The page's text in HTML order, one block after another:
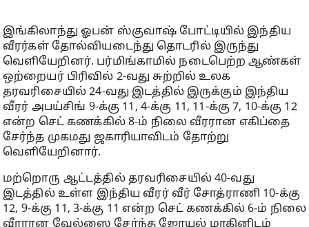
இங்கிலாந்து ஓபன் ஸ்குவாஷ் போட்டியில் இந்திய
வீரர்கள் தோல்வியடைந்து தொடரில் இருந்து
வெளியேறினர். பர்மிங்காமில் நடைபெற்ற ஆண்கள்
ஒற்றையர் பிரிவில் 2-வது சுற்றில் உலக
தரவரிசையில் 24-வது இடத்தில் இருக்கும் இந்திய
வீரர் அபய்சிங் 9-க்கு 11, 4-க்கு 11, 11-க்கு 7, 10-க்கு 12
என்ற செட் கணக்கில் 8-ம் நிலை வீரரான எகிப்தை
சேர்ந்த முகமது ஜகாரியாவிடம் தோற்று
வெளியேறினார்.
மற்றொரு ஆட்டத்தில் தரவரிசையில் 40-வது
இடத்தில் உள்ள இந்திய வீரர் வீர் சோத்ராணி 10-க்கு
12, 9-க்கு 11, 3-க்கு 11 என்ற செட் கணக்கில் 6-ம் நிலை
வீரரான வேல்ஸை சேர்ந்த ஜோயல் மாகினிடம்